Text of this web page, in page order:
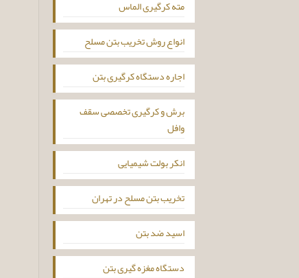
مته کرگیری الماس
انواع روش تخریب بتن مسلح
اجاره دستگاه کرگیری بتن
برش و کرگیری تخصصی سقف
وافل
انکر بولت شیمیایی
تخریب بتن مسلح در تهران
اسید ضد بتن
دستگاه مغزه گیری بتن